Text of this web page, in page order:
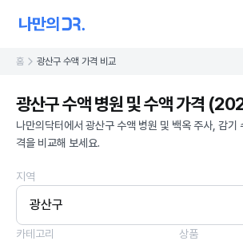
홈 광산구 수액 가격 비교
광산구 수액 병원 및 수액 가격
나만의닥터에서 광산구 수액 병원 및 백옥 주사, 감기
격을 비교해 보세요.
지역
광산구
카테고리 상품